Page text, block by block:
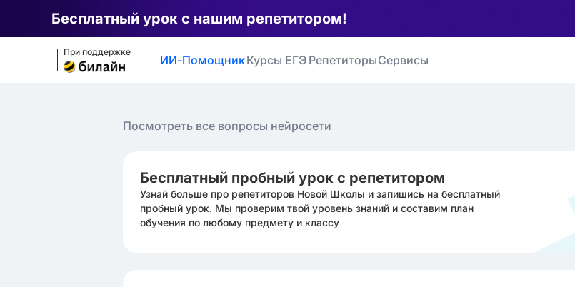
Бесплатный урок с нашим репетитором!
При поддержке
ИИ-ПомощникКурсы ЕГЭ РепетиторыСервисы
Посмотреть все вопросы нейросети
Бесплатный пробный урок с репетитором
Узнай больше про репетиторов Новой Школы и запишись на бесплатный
пробный урок. Мы проверим твой уровень знаний и составим план
обучения по любому предмету и классу